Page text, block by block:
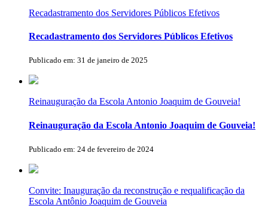
Recadastramento dos Servidores Públicos Efetivos
Recadastramento dos Servidores Públicos Efetivos
Publicado em: 31 de janeiro de 2025
Reinauguração da Escola Antonio Joaquim de Gouveia!
Reinauguração da Escola Antonio Joaquim de Gouveia!
Publicado em: 24 de fevereiro de 2024
Convite: Inauguração da reconstrução e requalificação da
Escola Antônio Joaquim de Gouveia